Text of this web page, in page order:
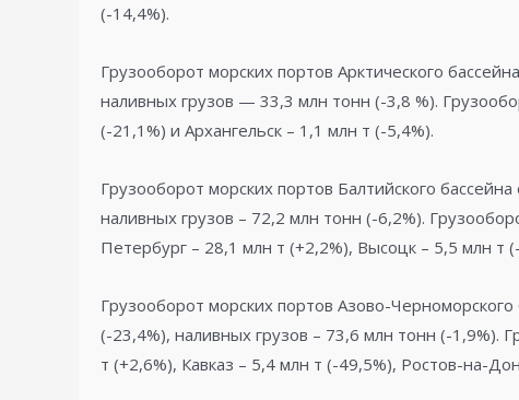
(-14,4%).
Грузооборот морских портов Арктического
наливных грузов — 33,3 млн тонн (-3,8 %).
(-21,1%) и Архангельск – 1,1 млн т (-5,4%).
Грузооборот морских портов Балтийского
наливных грузов – 72,2 млн тонн (-6,2%).
Петербург – 28,1 млн т (+2,2%), Высоцк – 5,5 млн т
Грузооборот морских портов Азово-
(-23,4%), наливных грузов – 73,6 млн тонн (-1,9%).
т (+2,6%), Кавказ – 5,4 млн т (-49,5%), Ростов-на-